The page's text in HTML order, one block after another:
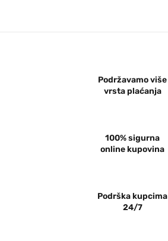
Podržavamo više
vrsta plaćanja
100% sigurna
online kupovina
Podrška kupcima
24/7